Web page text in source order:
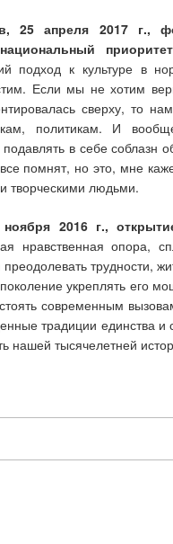
25 апреля 2017 г.,
подход к культуре в
Если мы не хотим
сверху, то
политикам. И
в себе соблазн
помнят, но это, мне
творческими людьми.
2016 г.,
нравственная опора,
трудности,
укреплять его
современным
традиции единства и
нашей тысячелетней